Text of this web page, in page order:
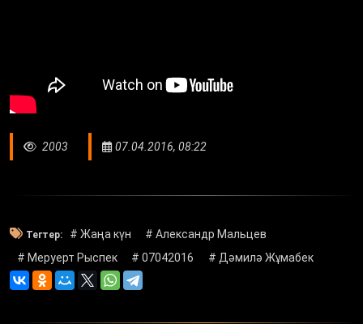
2003 07.04.2016, 08:22
Тегтер: # Жаңа күн
# Александр Мальцев
# Меруерт Рыспек
# 07042016 # Дәмилә Жұмабек